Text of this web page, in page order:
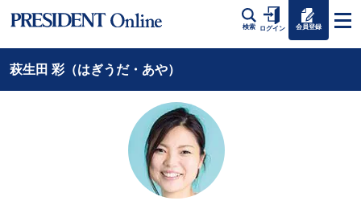
検索 ログイン 会員登録
萩生田 彩（はぎうだ・あや）